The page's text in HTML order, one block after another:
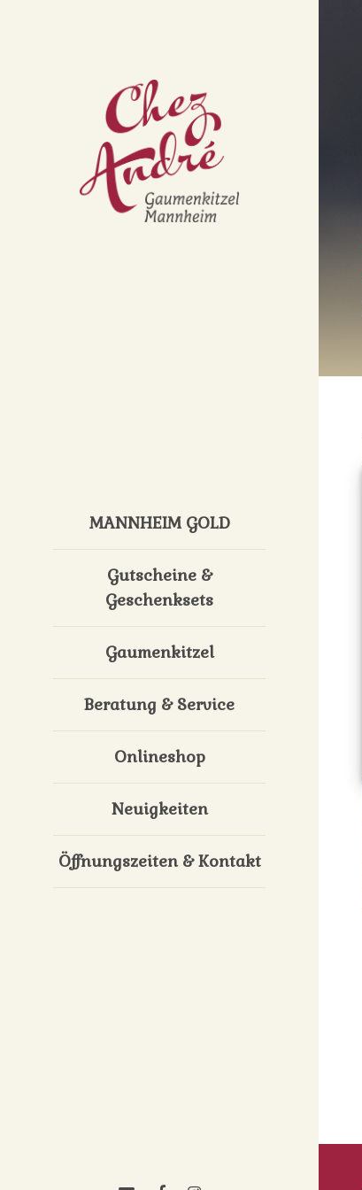
MANNHEIM GOLD
Gutscheine &
Geschenksets
Gaumenkitzel
Beratung & Service
Onlineshop
Neuigkeiten
Öffnungszeiten & Kontakt